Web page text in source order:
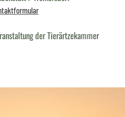
der Tierärtzekammer